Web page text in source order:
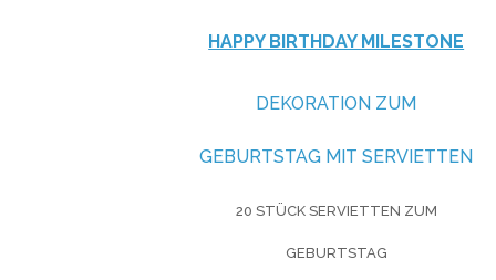
HAPPY BIRTHDAY MILESTONE
DEKORATION ZUM
GEBURTSTAG MIT SERVIETTEN
20 STÜCK SERVIETTEN ZUM
GEBURTSTAG